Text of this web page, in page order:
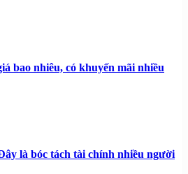
bao nhiêu, có khuyến mãi nhiều
là bóc tách tài chính nhiều người